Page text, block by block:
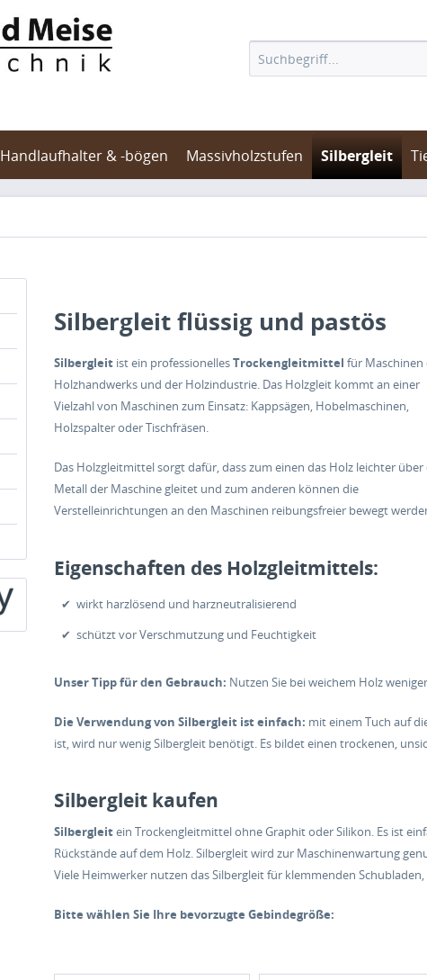
Handlaufhalter & -bögen Massivholzstufen Silbergleit
Silbergleit flüssig und pastös
Silbergleit ist ein professionellesTrockengleitmittel für Maschinen
Holzhandwerks und der Holzindustrie. Das Holzgleit kommt an einer
Vielzahl von Maschinen zum Einsatz: Kappsägen, Hobelmaschinen,
Holzspalter oder Tischfräsen.
Das Holzgleitmittel sorgt dafür, dass zum einen das Holz leichter über
Metall der Maschine gleitet und zum anderen können die
Verstelleinrichtungen an den Maschinen reibungsfreier bewegt
Eigenschaften des Holzgleitmittels:
✔ wirkt harzlösend und harzneutralisierend
✔ schützt vor Verschmutzung und Feuchtigkeit
Unser Tipp für den Gebrauch: Nutzen Sie bei weichem Holz
Die Verwendung von Silbergleit ist einfach: mit einem Tuch auf
ist, wird nur wenig Silbergleit benötigt. Es bildet einen trockenen,
Silbergleit kaufen
Silbergleitein Trockengleitmittel ohne Graphit oder Silikon. Es ist
Rückstände auf dem Holz. Silbergleit wird zur Maschinenwartung
Viele Heimwerker nutzen das Silbergleit für klemmenden
Bitte wählen Sie Ihre bevorzugte Gebindegröße: